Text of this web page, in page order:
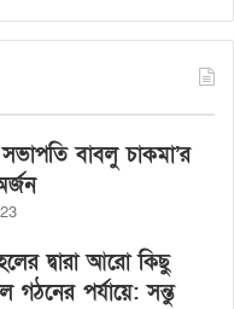
বাবলু চাকমা’র
দ্বারা আরো কিছু
গঠনের পর্যায়ে: সন্তু